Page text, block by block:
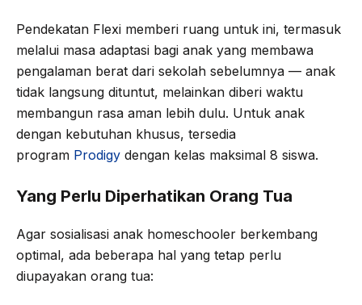
Pendekatan Flexi memberi ruang untuk ini, termasuk
melalui masa adaptasi bagi anak yang membawa
pengalaman berat dari sekolah sebelumnya — anak
tidak langsung dituntut, melainkan diberi waktu
membangun rasa aman lebih dulu. Untuk anak
dengan kebutuhan khusus, tersedia
program Prodigy dengan kelas maksimal 8 siswa.
Yang Perlu Diperhatikan Orang Tua
Agar sosialisasi anak homeschooler berkembang
optimal, ada beberapa hal yang tetap perlu
diupayakan orang tua: